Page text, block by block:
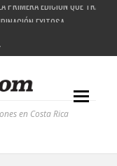
EXITOSA
LA CALIDAD DE
RADIOPHONIC WORKSHOP
en Costa Rica